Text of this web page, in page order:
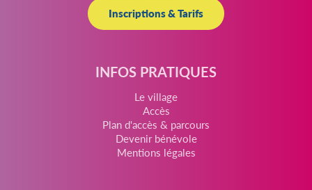
Inscriptions & Tarifs
INFOS PRATIQUES
Le village
Accès
Plan d'accès & parcours
Devenir bénévole
Mentions légales